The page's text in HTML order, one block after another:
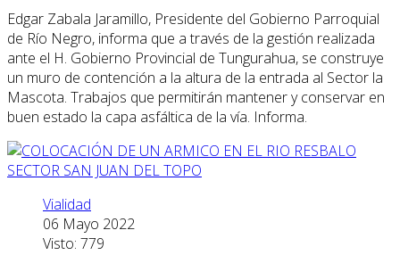
Edgar Zabala Jaramillo, Presidente del Gobierno Parroquial
de Río Negro, informa que a través de la gestión realizada
ante el H. Gobierno Provincial de Tungurahua, se construye
un muro de contención a la altura de la entrada al Sector la
Mascota. Trabajos que permitirán mantener y conservar en
buen estado la capa asfáltica de la vía. Informa.
Vialidad
06 Mayo 2022
Visto: 779